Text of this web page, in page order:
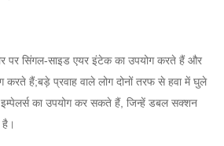
पर सिंगल-साइड एयर इंटेक का उपयोग करते हैं और
करते हैं;बड़े प्रवाह वाले लोग दोनों तरफ से हवा में घुले
का उपयोग कर सकते हैं, जिन्हें डबल सक्शन